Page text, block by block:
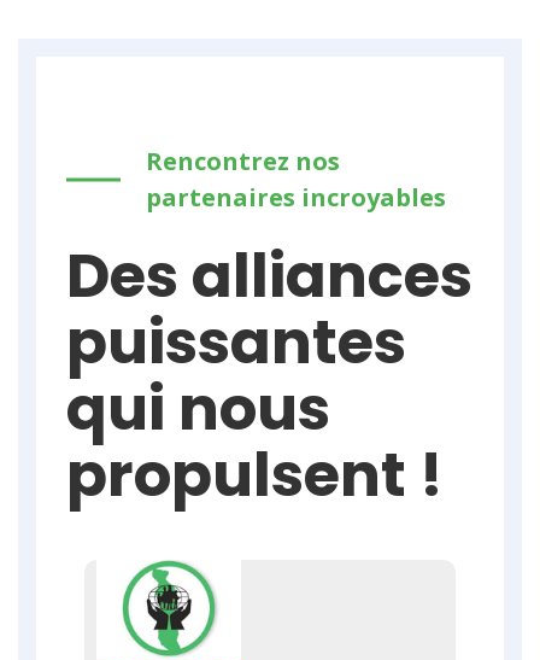
Rencontrez nos
partenaires incroyables
Des alliances
puissantes
qui nous
propulsent !